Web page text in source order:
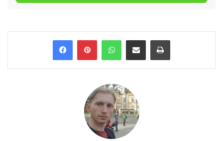
FacebookPinterestWhatsApp
Compartilhar via e-mail Imprimir